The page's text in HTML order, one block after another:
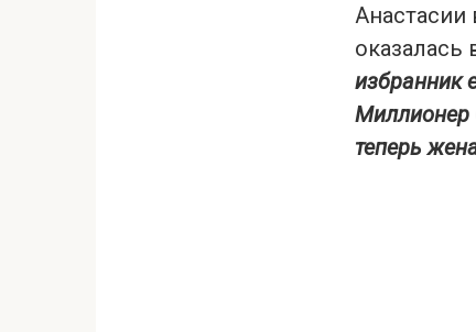
оказалась
избранник
Миллионер
теперь